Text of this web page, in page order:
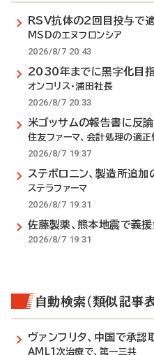
RSV抗体の2回目投与で
MSDのエヌフロンシア
2026/8/7 20:43
2030年までに黒字化目
オンコリス・浦田社長
2026/8/7 20:33
米ゴッサムの報告書に反論
住友ファーマ、会計処理の適正
2026/8/7 19:37
ステボロニン、製造所追加
ステラファーマ
2026/8/7 19:31
佐藤製薬、熊本地震で義
2026/8/7 19:31
自動検索（類似記事表
ヴァンフリタ、中国で承認
AML1次治療で、第一三共